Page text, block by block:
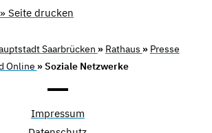
» Seite drucken
Saarbrücken » Rathaus » Presse
Online » Soziale Netzwerke
Impressum